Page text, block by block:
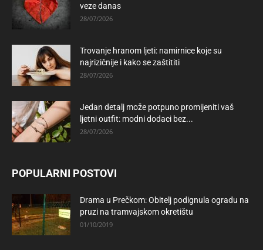
veze danas
28/07/2026
Trovanje hranom ljeti: namirnice koje su
najrizičnije i kako se zaštititi
28/07/2026
Jedan detalj može potpuno promijeniti vaš
ljetni outfit: modni dodaci bez...
28/07/2026
POPULARNI POSTOVI
Drama u Prečkom: Obitelj podignula ogradu na
pruzi na tramvajskom okretištu
01/10/2019